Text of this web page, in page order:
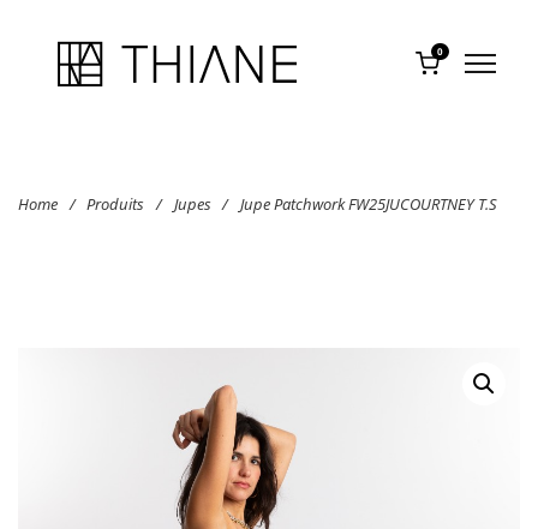
0
Home / Produits / Jupes / Jupe Patchwork FW25JUCOURTNEY T.S